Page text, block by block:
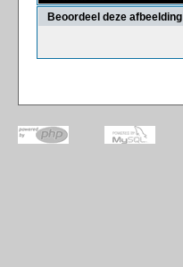
Beoordeel deze afbeelding